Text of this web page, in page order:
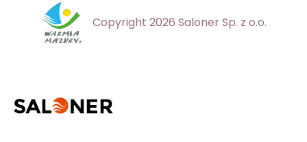
Copyright 2026 Saloner Sp. z o.o.